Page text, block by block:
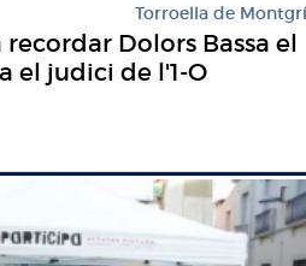
Torroella de Montgrí
Dolors Bassa el
el judici de l'1-O